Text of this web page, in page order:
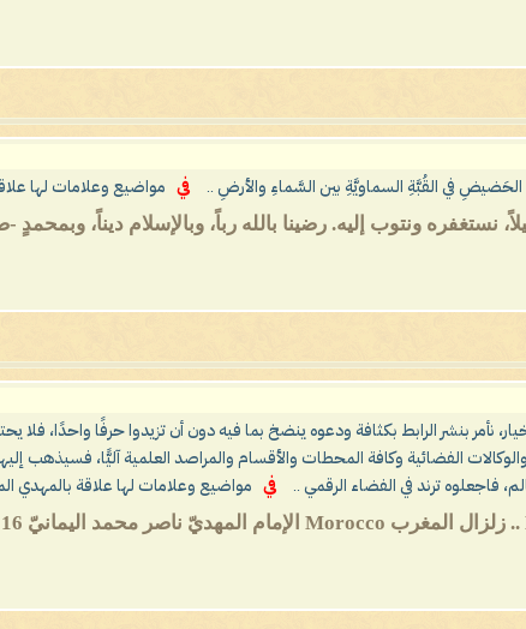
في القُبَّةِ السماويَّةِ بين السَّماءِ والأرضِ .. في مواضيع وعلامات لها
نأمر بنشر الرابط بكثافة ودعوه ينضخ بما فيه دون أن تزيدوا حرفًا واحدًا، فلا
الفضائية وكافة المحطات والأقسام والمراصد العلمية آليًّا، فسيذهب
فاجعلوه ترند في الفضاء الرقمي ..
في مواضيع وعلامات لها علاقة بالمهدي